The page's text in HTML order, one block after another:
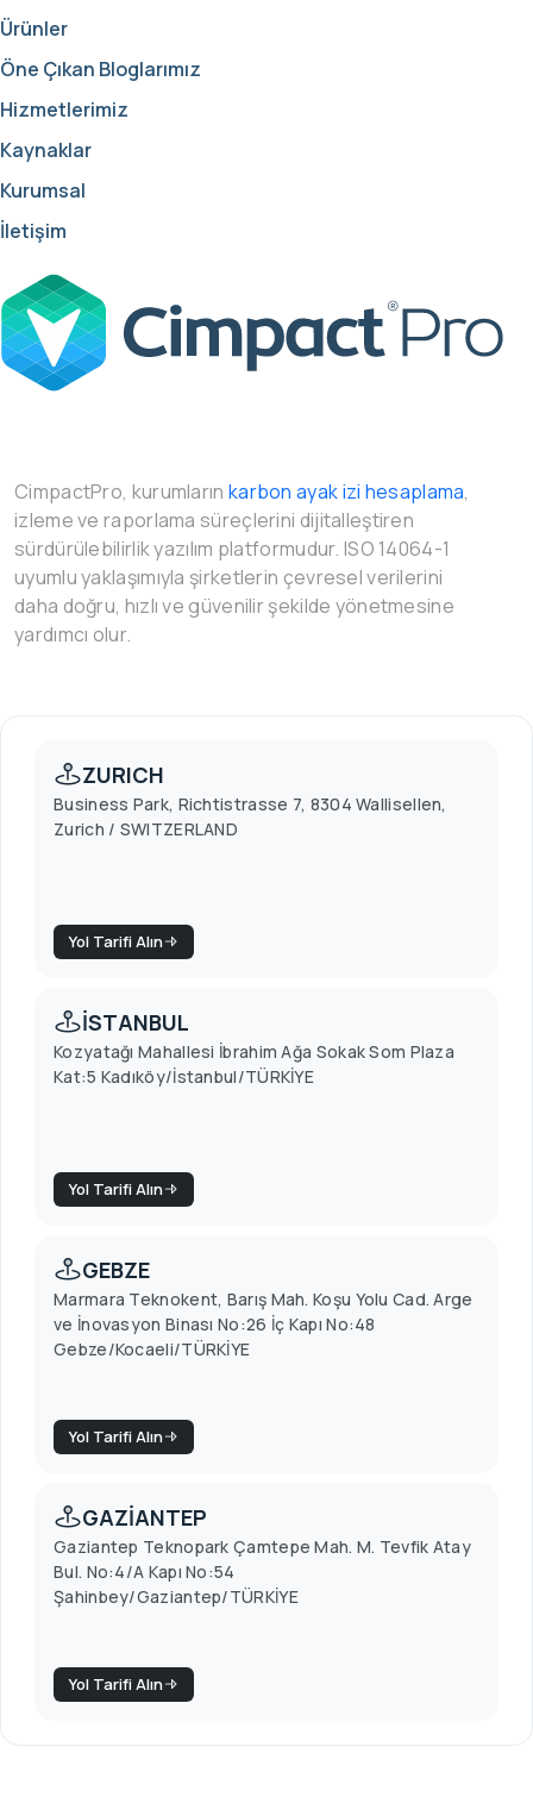
Ürünler
Öne Çıkan Bloglarımız
Hizmetlerimiz
Kaynaklar
Kurumsal
İletişim
CimpactPro, kurumların karbon ayak izi hesaplama,
izleme ve raporlama süreçlerini dijitalleştiren
sürdürülebilirlik yazılım platformudur. ISO 14064-1
uyumlu yaklaşımıyla şirketlerin çevresel verilerini
daha doğru, hızlı ve güvenilir şekilde yönetmesine
yardımcı olur.
ZURICH
Business Park, Richtistrasse 7, 8304 Wallisellen,
Zurich / SWITZERLAND
Yol Tarifi Alın
İSTANBUL
Kozyatağı Mahallesi İbrahim Ağa Sokak Som Plaza
Kat:5 Kadıköy/İstanbul/TÜRKİYE
Yol Tarifi Alın
GEBZE
Marmara Teknokent, Barış Mah. Koşu Yolu Cad. Arge
ve İnovasyon Binası No:26 İç Kapı No:48
Gebze/Kocaeli/TÜRKİYE
Yol Tarifi Alın
GAZİANTEP
Gaziantep Teknopark Çamtepe Mah. M. Tevfik Atay
Bul. No:4/A Kapı No:54
Şahinbey/Gaziantep/TÜRKİYE
Yol Tarifi Alın